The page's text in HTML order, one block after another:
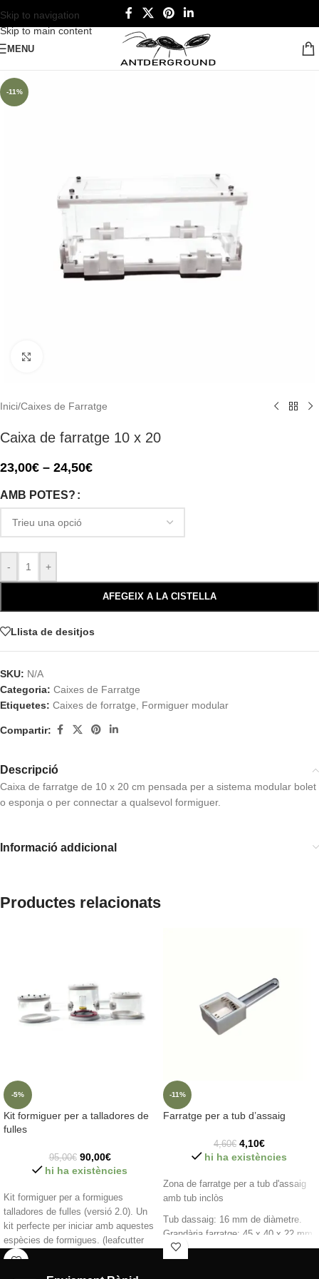
Skip to navigation
Skip to main content
MENU
-11%
Inici/Caixes de Farratge
Caixa de farratge 10 x 20
23,00€ – 24,50€
AMB POTES?
- +
AFEGEIX A LA CISTELLA
Llista de desitjos
SKU: N/A
Categoria: Caixes de Farratge
Etiquetes: Caixes de forratge Formiguer modular
Compartir:
Descripció
Caixa de farratge de 10 x 20 cm pensada per a sistema modular bolet
o esponja o per connectar a qualsevol formiguer.
Informació addicional
Productes relacionats
-5%
Kit formiguer per a talladores de
fulles
95,00€ 90,00€
hi ha existències
Kit formiguer per a formigues
talladores de fulles (versió 2.0). Un
kit perfecte per iniciar amb aquestes
espècies de formigues. (leafcutter
ant)
Característiques:
-11%
Farratge per a tub d’assaig
4,60€ 4,10€
hi ha existències
Zona de farratge per a tub d'assaig
amb tub inclòs
Tub dassaig: 16 mm de diàmetre.
Grandària farratge: 45 x 40 x 22 mm.
Color blanc.